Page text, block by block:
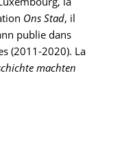
Ons Stad, il
publie dans
(2011-2020). La
machten